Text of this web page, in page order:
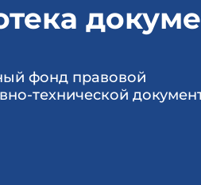
фонд правовой
технической